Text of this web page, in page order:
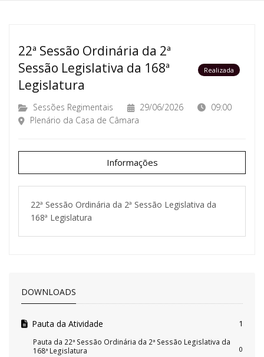
22ª Sessão Ordinária da 2ª
Sessão Legislativa da 168ª
Legislatura
Realizada
Sessões Regimentais 29/06/2026
09:00
Plenário da Casa de Câmara
Informações
22ª Sessão Ordinária da 2ª Sessão Legislativa da
168ª Legislatura
DOWNLOADS
Pauta da Atividade 1
Pauta da 22ª Sessão Ordinária da 2ª Sessão Legislativa da
168ª Legislatura
0